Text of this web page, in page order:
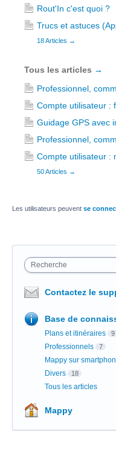
Rout'In c'est quoi ?
Trucs et astuces
18 Articles →
Tous les articles →
Professionnel,
Compte utilisateur :
Guidage GPS avec
Professionnel,
Compte utilisateur :
50 Articles →
Les utilisateurs peuvent se
Recherche
Contactez le
Base de
Plans et itinéraires 9
Professionnels 7
Mappy sur
Divers 18
Tous les articles
Mappy